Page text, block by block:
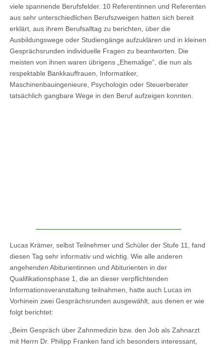
viele spannende Berufsfelder. 10 Referentinnen und Referenten
aus sehr unterschiedlichen Berufszweigen hatten sich bereit
erklärt, aus ihrem Berufsalltag zu berichten, über die
Ausbildungswege oder Studiengänge aufzuklären und in kleinen
Gesprächsrunden individuelle Fragen zu beantworten. Die
meisten von ihnen waren übrigens „Ehemalige“, die nun als
respektable Bankkauffrauen, Informatiker,
Maschinenbauingenieure, Psychologin oder Steuerberater
tatsächlich gangbare Wege in den Beruf aufzeigen konnten.
Lucas Krämer, selbst Teilnehmer und Schüler der Stufe 11, fand
diesen Tag sehr informativ und wichtig. Wie alle anderen
angehenden Abiturientinnen und Abiturienten in der
Qualifikationsphase 1, die an dieser verpflichtenden
Informationsveranstaltung teilnahmen, hatte auch Lucas im
Vorhinein zwei Gesprächsrunden ausgewählt, aus denen er wie
folgt berichtet:
„Beim Gespräch über Zahnmedizin bzw. den Job als Zahnarzt
mit Herrn Dr. Philipp Franken fand ich besonders interessant,